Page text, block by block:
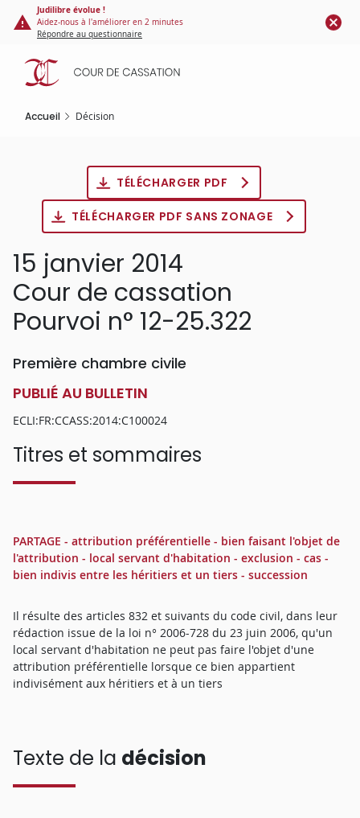
Panneau de gestion des cookies
contenu
principal
Judilibre évolue !
Aidez-nous à l'améliorer en 2 minutes
Répondre au questionnaire
Accueil Décision
TÉLÉCHARGER PDF
TÉLÉCHARGER PDF SANS ZONAGE
15 janvier 2014
Cour de cassation
Pourvoi n° 12-25.322
Première chambre civile
PUBLIÉ AU BULLETIN
ECLI:FR:CCASS:2014:C100024
Titres et sommaires
PARTAGE - attribution préférentielle - bien faisant l'objet de
l'attribution - local servant d'habitation - exclusion - cas -
bien indivis entre les héritiers et un tiers - succession
Il résulte des articles 832 et suivants du code civil, dans leur
rédaction issue de la loi n° 2006-728 du 23 juin 2006, qu'un
local servant d'habitation ne peut pas faire l'objet d'une
attribution préférentielle lorsque ce bien appartient
indivisément aux héritiers et à un tiers
Texte de la décision